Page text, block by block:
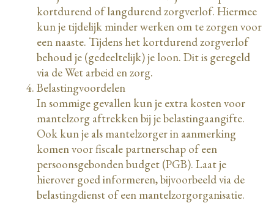
kortdurend of langdurend zorgverlof. Hiermee
kun je tijdelijk minder werken om te zorgen voor
een naaste. Tijdens het kortdurend zorgverlof
behoud je (gedeeltelijk) je loon. Dit is geregeld
via de Wet arbeid en zorg.
Belastingvoordelen
In sommige gevallen kun je extra kosten voor
mantelzorg aftrekken bij je belastingaangifte.
Ook kun je als mantelzorger in aanmerking
komen voor fiscale partnerschap of een
persoonsgebonden budget (PGB). Laat je
hierover goed informeren, bijvoorbeeld via de
belastingdienst of een mantelzorgorganisatie.